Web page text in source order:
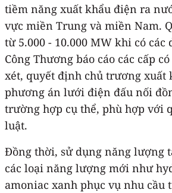
tiềm năng xuất khẩu điện ra
vực miền Trung và miền Nam.
từ 5.000 - 10.000 MW khi có
Công Thương báo cáo các cấp
xét, quyết định chủ trương xuất
phương án lưới điện đấu nối
trường hợp cụ thể, phù hợp với
luật.
Đồng thời, sử dụng năng lượng
các loại năng lượng mới như
amoniac xanh phục vụ nhu cầu